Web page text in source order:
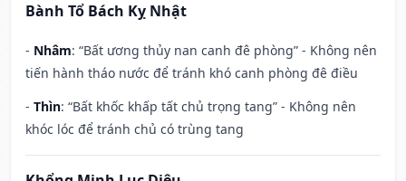
Bành Tổ Bách Kỵ Nhật
- Nhâm: “Bất ương thủy nan canh đê phòng” - Không nên
tiến hành tháo nước để tránh khó canh phòng đê điều
- Thìn: “Bất khốc khấp tất chủ trọng tang” - Không nên
khóc lóc để tránh chủ có trùng tang